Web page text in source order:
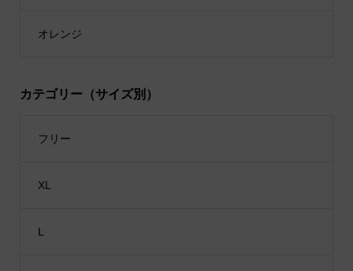
オレンジ
カテゴリー（サイズ別）
フリー
XL
L